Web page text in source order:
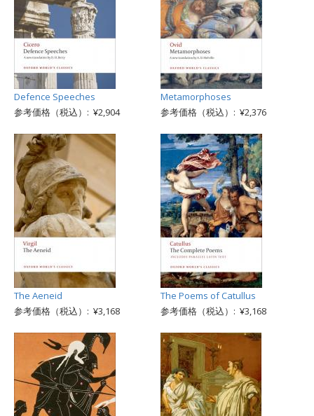
Defence Speeches
参考価格（税込）: ¥2,904
Metamorphoses
参考価格（税込）: ¥2,376
The Aeneid
参考価格（税込）: ¥3,168
The Poems of Catullus
参考価格（税込）: ¥3,168